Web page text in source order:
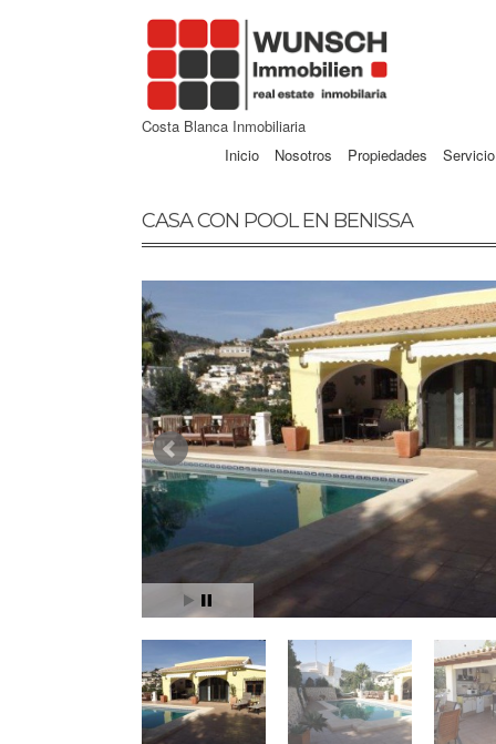
Costa Blanca Inmobiliaria
Inicio
Nosotros Propiedades Servicio
CASA CON POOL EN BENISSA